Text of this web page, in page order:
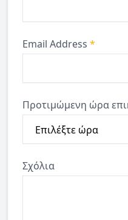
Email Address *
Προτιμώμενη ώρα
Σχόλια